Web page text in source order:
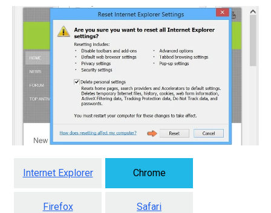
Internet Explorer Chrome
Firefox Safari